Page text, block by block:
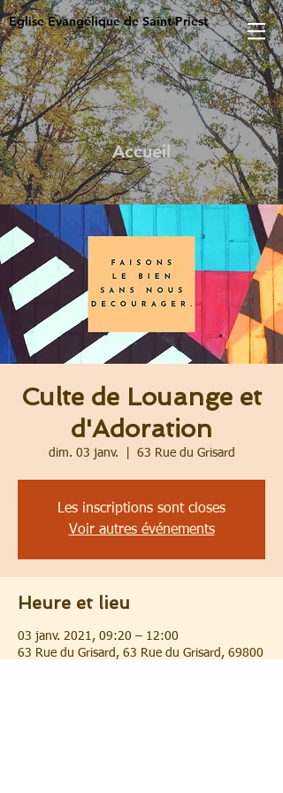
Eglise Evangélique de Saint-Priest
Accueil
Culte de Louange et
d'Adoration
dim. 03 janv. 63 Rue du Grisard
Les inscriptions sont closes
Voir autres événements
Heure et lieu
03 janv. 2021, 09:20 – 12:00
63 Rue du Grisard, 63 Rue du Grisard, 69800